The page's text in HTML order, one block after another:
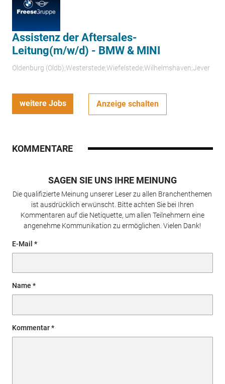
Assistenz der Aftersales-
Leitung(m/w/d) - BMW & MINI
Oldenburg (Oldb);Westerstede;Wiefelstede;Wilhelmshaven;Jever
weitere Jobs Anzeige schalten
KOMMENTARE
SAGEN SIE UNS IHRE MEINUNG
Die qualifizierte Meinung unserer Leser zu allen Branchenthemen
ist ausdrücklich erwünscht. Bitte achten Sie bei Ihren
Kommentaren auf die Netiquette, um allen Teilnehmern eine
angenehme Kommunikation zu ermöglichen. Vielen Dank!
E-Mail
Name
Kommentar